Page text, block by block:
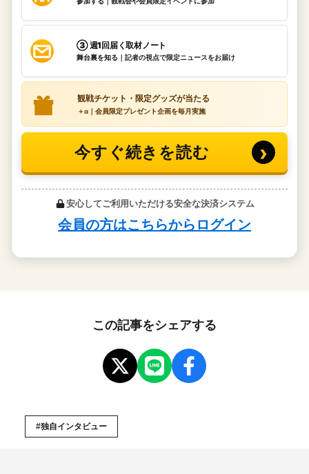
この記事をシェアする
#独自インタビュー